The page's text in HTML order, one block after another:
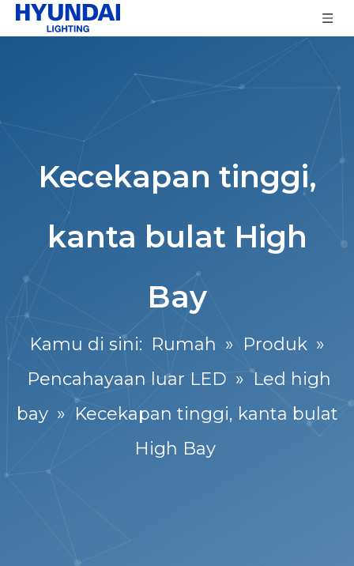
Kecekapan tinggi,
kanta bulat High
Bay
Kamu di sini: Rumah » Produk »
Pencahayaan luar LED » Led high
bay » Kecekapan tinggi, kanta bulat
High Bay